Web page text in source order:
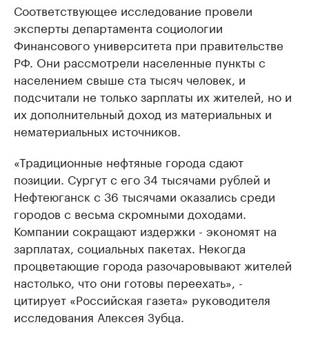
Соответствующее исследование провели
эксперты департамента социологии
Финансового университета при правительстве
РФ. Они рассмотрели населенные пункты с
населением свыше ста тысяч человек, и
подсчитали не только зарплаты их жителей, но и
их дополнительный доход из материальных и
нематериальных источников.
«Традиционные нефтяные города сдают
позиции. Сургут с его 34 тысячами рублей и
Нефтеюганск с 36 тысячами оказались среди
городов с весьма скромными доходами.
Компании сокращают издержки - экономят на
зарплатах, социальных пакетах. Некогда
процветающие города разочаровывают жителей
настолько, что они готовы переехать», -
цитирует «Российская газета» руководителя
исследования Алексея Зубца.